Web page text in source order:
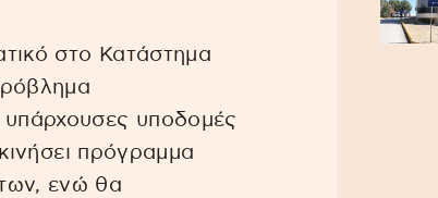
στο Κατάστημα
υποδομές
πρόγραμμα
ενώ θα